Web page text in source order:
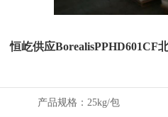
恒屹供应BorealisPPHD601CF
产品规格： 25kg/包